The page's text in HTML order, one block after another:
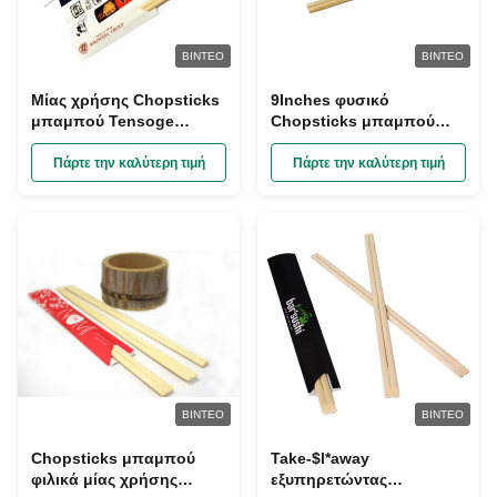
ΒΊΝΤΕΟ
Μίας χρήσης Chopsticks
μπαμπού Tensoge
συνήθειας για το
εστιατόριο
Πάρτε την καλύτερη τιμή
ΒΊΝΤΕΟ
9Inches φυσικό
Chopsticks μπαμπού
Tensoge ραβδί σουσιών
με τη συσκευασία
εγγράφου
Πάρτε την καλύτερη τιμή
ΒΊΝΤΕΟ
Chopsticks μπαμπού
φιλικά μίας χρήσης
ΒΊΝΤΕΟ
Take-$l*away
εξυπηρετώντας